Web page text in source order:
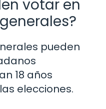
votar en
pueden
18 años
elecciones.